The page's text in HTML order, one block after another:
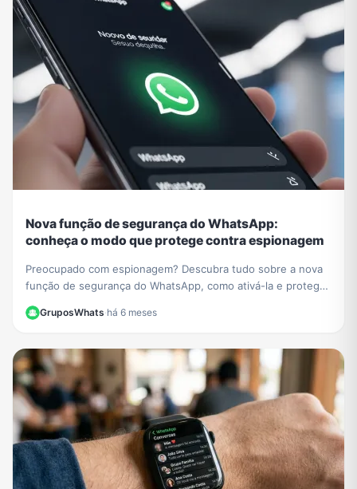
Nova função de segurança do WhatsApp:
conheça o modo que protege contra espionagem
Preocupado com espionagem? Descubra tudo sobre a nova
função de segurança do WhatsApp, como ativá-la e proteger
suas conversas de malwares e ataques.
GruposWhats·há 6 meses